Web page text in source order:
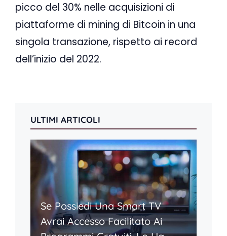
picco del 30% nelle acquisizioni di
piattaforme di mining di Bitcoin in una
singola transazione, rispetto ai record
dell’inizio del 2022.
ULTIMI ARTICOLI
Se Possiedi Una Smart TV
Avrai Accesso Facilitato Ai